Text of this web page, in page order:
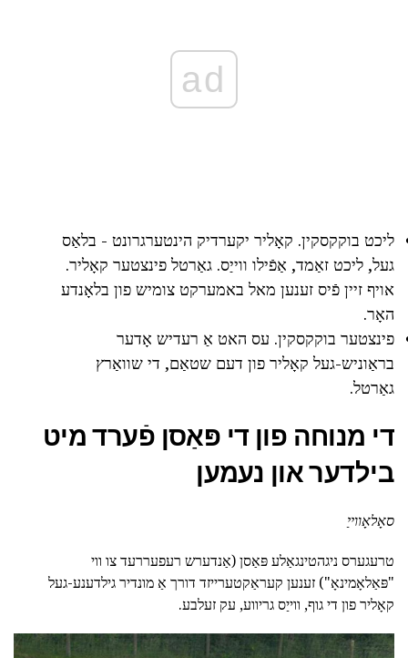
ad
ליכט בוקקסקין. קאָליר יקערדיק הינטערגרונט - בלאַס
געל, ליכט זאַמד, אַפֿילו ווייַס. גאַרטל פינצטער קאָליר.
אויף זיין פֿיס זענען מאל באמערקט צומיש פון בלאָנדע
האָר.
פינצטער בוקקסקין. עס האט אַ רעדיש אָדער
בראַוניש-געל קאָליר פון דעם שטאַם, די שוואַרץ
גאַרטל.
די מנוחה פון די פּאַסן פֿערד מיט
בילדער און נעמען
סאָלאָווייַ
טרעגערס ניגהטינגאַלע פּאַסן (אַנדערש רעפעררעד צו ווי
"פּאַלאָמינאָ") זענען קעראַקטערייזד דורך אַ מונדיר גילדענע-געל
קאָליר פון די גוף, ווייַס גריווע, עק זעלבע.